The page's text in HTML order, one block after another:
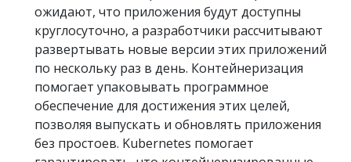
ожидают, что приложения будут доступны
круглосуточно, а разработчики рассчитывают
развертывать новые версии этих приложений
по нескольку раз в день. Контейнеризация
помогает упаковывать программное
обеспечение для достижения этих целей,
позволяя выпускать и обновлять приложения
без простоев. Kubernetes помогает